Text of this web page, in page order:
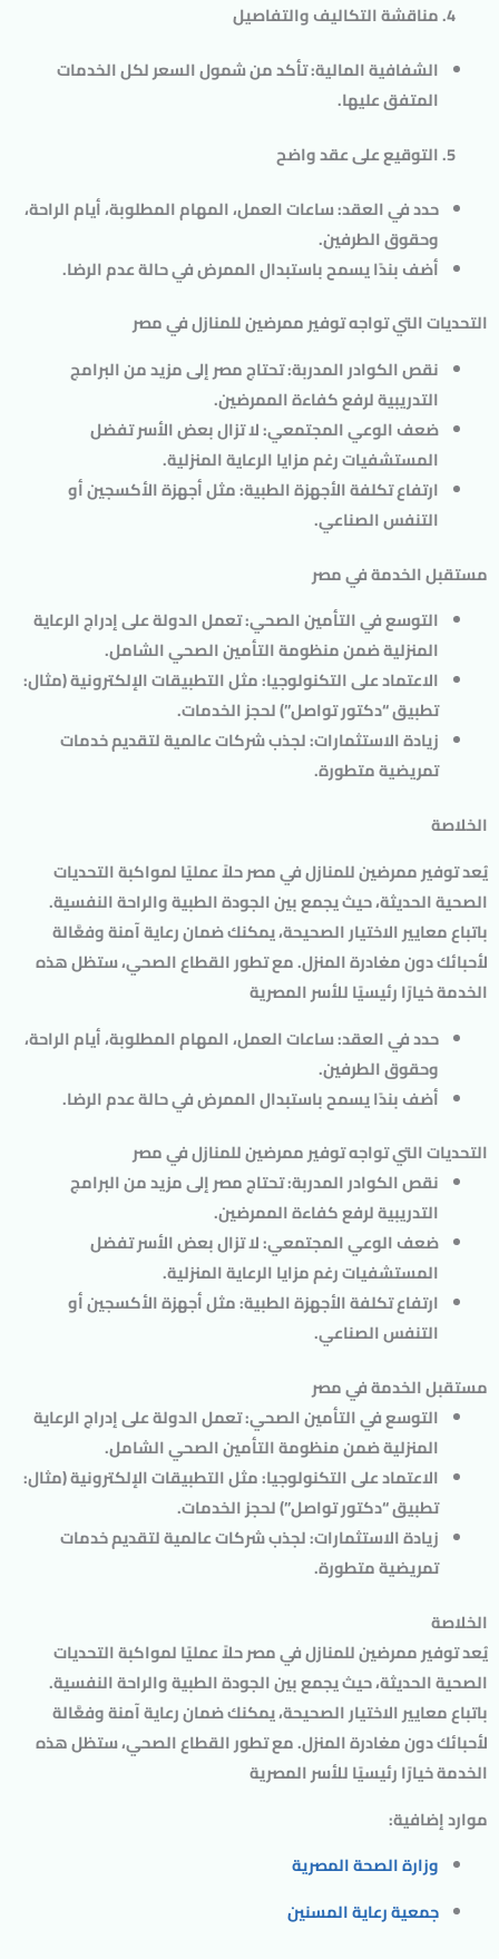
مناقشة التكاليف والتفاصيل
الشفافية المالية: تأكد من شمول السعر لكل الخدمات
المتفق عليها.
التوقيع على عقد واضح
حدد في العقد: ساعات العمل، المهام المطلوبة، أيام الراحة،
وحقوق الطرفين.
أضف بندًا يسمح باستبدال الممرض في حالة عدم الرضا.
التحديات التي تواجه توفير ممرضين للمنازل في مصر
نقص الكوادر المدربة: تحتاج مصر إلى مزيد من البرامج
التدريبية لرفع كفاءة الممرضين.
ضعف الوعي المجتمعي: لا تزال بعض الأسر تفضل
المستشفيات رغم مزايا الرعاية المنزلية.
ارتفاع تكلفة الأجهزة الطبية: مثل أجهزة الأكسجين أو
التنفس الصناعي.
مستقبل الخدمة في مصر
التوسع في التأمين الصحي: تعمل الدولة على إدراج الرعاية
المنزلية ضمن منظومة التأمين الصحي الشامل.
الاعتماد على التكنولوجيا: مثل التطبيقات الإلكترونية (مثال:
تطبيق “دكتور تواصل”) لحجز الخدمات.
زيادة الاستثمارات: لجذب شركات عالمية لتقديم خدمات
تمريضية متطورة.
الخلاصة
يُعدتوفير ممرضين للمنازلفي مصر حلاً عمليًا لمواكبة التحديات
الصحية الحديثة، حيث يجمع بين الجودة الطبية والراحة النفسية.
باتباع معايير الاختيار الصحيحة، يمكنك ضمان رعاية آمنة وفعَّالة
لأحبائك دون مغادرة المنزل. مع تطور القطاع الصحي، ستظل هذه
الخدمة خيارًا رئيسيًا للأسر المصرية
حدد في العقد: ساعات العمل، المهام المطلوبة، أيام الراحة،
وحقوق الطرفين.
أضف بندًا يسمح باستبدال الممرض في حالة عدم الرضا.
التحديات التي تواجه توفير ممرضين للمنازل في مصر
نقص الكوادر المدربة: تحتاج مصر إلى مزيد من البرامج
التدريبية لرفع كفاءة الممرضين.
ضعف الوعي المجتمعي: لا تزال بعض الأسر تفضل
المستشفيات رغم مزايا الرعاية المنزلية.
ارتفاع تكلفة الأجهزة الطبية: مثل أجهزة الأكسجين أو
التنفس الصناعي.
مستقبل الخدمة في مصر
التوسع في التأمين الصحي: تعمل الدولة على إدراج الرعاية
المنزلية ضمن منظومة التأمين الصحي الشامل.
الاعتماد على التكنولوجيا: مثل التطبيقات الإلكترونية (مثال:
تطبيق “دكتور تواصل”) لحجز الخدمات.
زيادة الاستثمارات: لجذب شركات عالمية لتقديم خدمات
تمريضية متطورة.
الخلاصة
يُعدتوفير ممرضين للمنازلفي مصر حلاً عمليًا لمواكبة التحديات
الصحية الحديثة، حيث يجمع بين الجودة الطبية والراحة النفسية.
باتباع معايير الاختيار الصحيحة، يمكنك ضمان رعاية آمنة وفعَّالة
لأحبائك دون مغادرة المنزل. مع تطور القطاع الصحي، ستظل هذه
الخدمة خيارًا رئيسيًا للأسر المصرية
موارد إضافية:
وزارة الصحة المصرية
جمعية رعاية المسنين